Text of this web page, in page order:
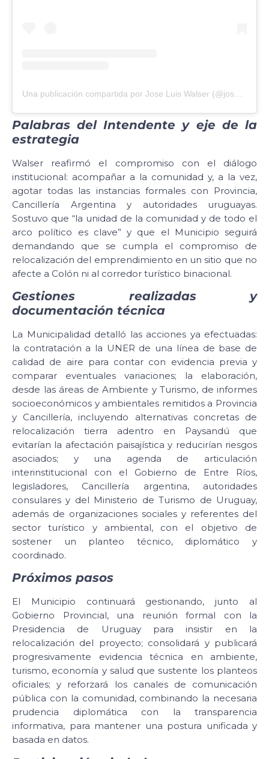
Palabras del Intendente y eje de la
estrategia
Walser reafirmó el compromiso con el diálogo
institucional: acompañar a la comunidad y, a la vez,
agotar todas las instancias formales con Provincia,
Cancillería Argentina y autoridades uruguayas.
Sostuvo que “la unidad de la comunidad y de todo el
arco político es clave” y que el Municipio seguirá
demandando que se cumpla el compromiso de
relocalización del emprendimiento en un sitio que no
afecte a Colón ni al corredor turístico binacional.
Gestiones realizadas y
documentación técnica
La Municipalidad detalló las acciones ya efectuadas:
la contratación a la UNER de una línea de base de
calidad de aire para contar con evidencia previa y
comparar eventuales variaciones; la elaboración,
desde las áreas de Ambiente y Turismo, de informes
socioeconómicos y ambientales remitidos a Provincia
y Cancillería, incluyendo alternativas concretas de
relocalización tierra adentro en Paysandú que
evitarían la afectación paisajística y reducirían riesgos
asociados; y una agenda de articulación
interinstitucional con el Gobierno de Entre Ríos,
legisladores, Cancillería argentina, autoridades
consulares y del Ministerio de Turismo de Uruguay,
además de organizaciones sociales y referentes del
sector turístico y ambiental, con el objetivo de
sostener un planteo técnico, diplomático y
coordinado.
Próximos pasos
El Municipio continuará gestionando, junto al
Gobierno Provincial, una reunión formal con la
Presidencia de Uruguay para insistir en la
relocalización del proyecto; consolidará y publicará
progresivamente evidencia técnica en ambiente,
turismo, economía y salud que sustente los planteos
oficiales; y reforzará los canales de comunicación
pública con la comunidad, combinando la necesaria
prudencia diplomática con la transparencia
informativa, para mantener una postura unificada y
basada en datos.